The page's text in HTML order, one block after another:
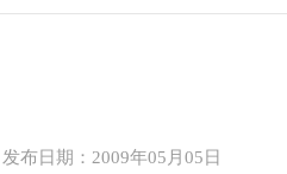
发布日期：2009年05月05日